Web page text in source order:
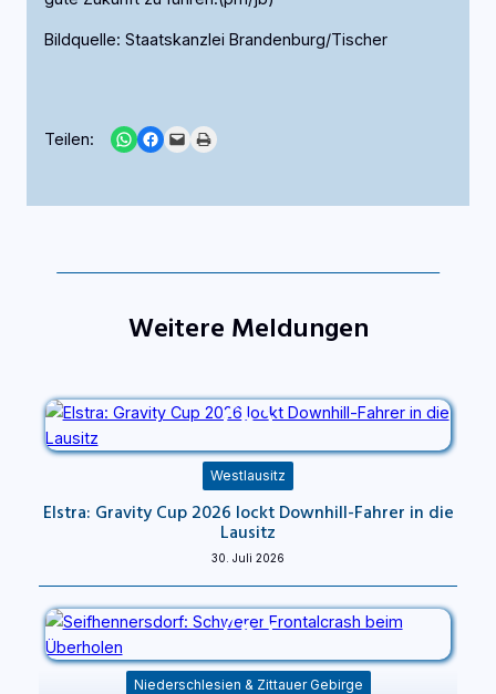
Bildquelle: Staatskanzlei Brandenburg/Tischer
Teilen: Share on WhatsApp
Share on Facebook
Email this PagePrint this Page
Weitere Meldungen
Westlausitz
Elstra: Gravity Cup 2026 lockt Downhill-Fahrer in die
Lausitz
30. Juli 2026
Niederschlesien & Zittauer Gebirge